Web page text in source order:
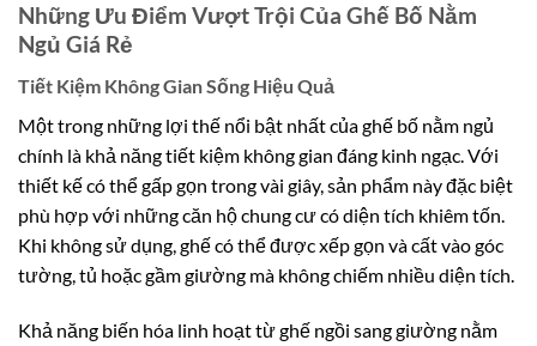
Những Ưu Điểm Vượt Trội Của Ghế Bố Nằm
Ngủ Giá Rẻ
Tiết Kiệm Không Gian Sống Hiệu Quả
Một trong những lợi thế nổi bật nhất của ghế bố nằm ngủ
chính là khả năng tiết kiệm không gian đáng kinh ngạc. Với
thiết kế có thể gấp gọn trong vài giây, sản phẩm này đặc biệt
phù hợp với những căn hộ chung cư có diện tích khiêm tốn.
Khi không sử dụng, ghế có thể được xếp gọn và cất vào góc
tường, tủ hoặc gầm giường mà không chiếm nhiều diện tích.
Khả năng biến hóa linh hoạt từ ghế ngồi sang giường nằm